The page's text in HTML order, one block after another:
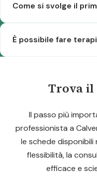
Come si svolge il
È possibile fare
Trova il
Il passo più
professionista a
le schede disponibili
flessibilità, la
efficace e